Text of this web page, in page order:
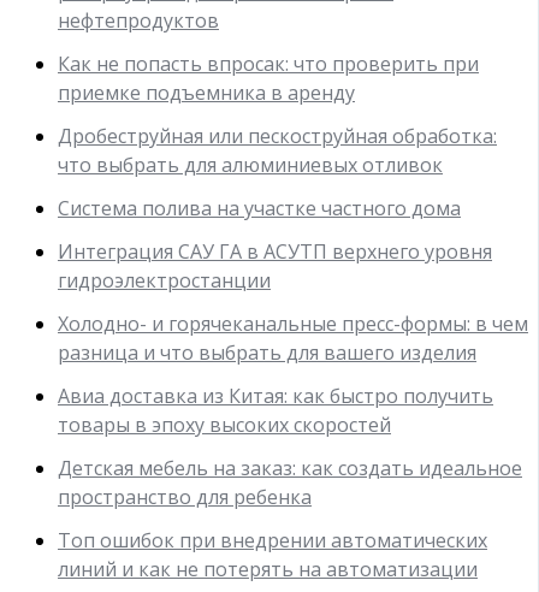
нефтепродуктов
Как не попасть впросак: что проверить при
приемке подъемника в аренду
Дробеструйная или пескоструйная обработка:
что выбрать для алюминиевых отливок
Система полива на участке частного дома
Интеграция САУ ГА в АСУТП верхнего уровня
гидроэлектростанции
Холодно- и горячеканальные пресс-формы: в чем
разница и что выбрать для вашего изделия
Авиа доставка из Китая: как быстро получить
товары в эпоху высоких скоростей
Детская мебель на заказ: как создать идеальное
пространство для ребенка
Топ ошибок при внедрении автоматических
линий и как не потерять на автоматизации